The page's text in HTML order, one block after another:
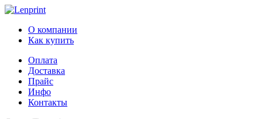
О компании
Как купить
Оплата
Доставка
Прайс
Инфо
Контакты